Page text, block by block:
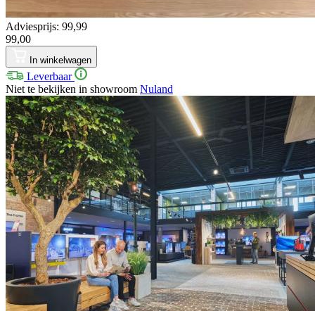
Adviesprijs: 99,99
99,00
In winkelwagen
Leverbaar
Niet te bekijken in showroom Nuland